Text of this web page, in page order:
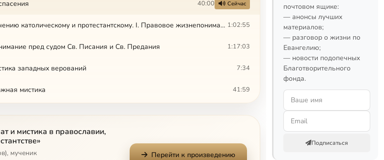
40:00 Сейчас
Книга 3. Спасение и вера по учению католическому и протестантскому. I. Правовое жизнепонимание в католичестве и протестантстве 1:02:55
пред судом Св. Писания и Св. Предания 1:17:03
западных верований 7:34
мистика 41:59
и мистика в православии,
мученик
Перейти к произведению
почтовом ящике:
— анонсы лучших
материалов;
— разговор о жизни по
Евангелию;
— новости подопечных
Благотворительного
фонда.
Подписаться